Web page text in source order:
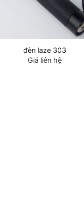
đèn laze 303
Giá liên hệ